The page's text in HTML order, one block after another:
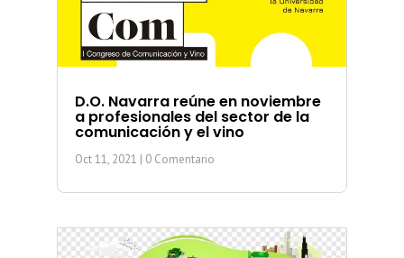
D.O. Navarra reúne en noviembre
a profesionales del sector de la
comunicación y el vino
Oct 11, 2021 | 0 Comentario